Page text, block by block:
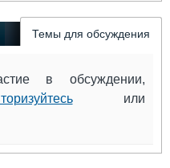
Темы для обсуждения
в обсуждении,
или